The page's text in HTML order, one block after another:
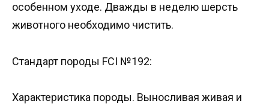
особенном уходе. Дважды в неделю шерсть
животного необходимо чистить.
Стандарт породы FCI №192:
Характеристика породы. Выносливая живая и